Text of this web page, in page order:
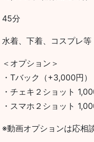
45分
水着、下着、コスプレ等
＜オプション＞
・Tバック（+3,000円）
・チェキ２ショット
・スマホ２ショット
※動画オプションは応相談